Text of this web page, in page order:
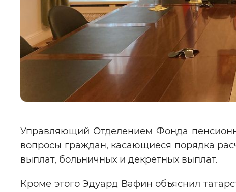
Управляющий Отделением Фонда
вопросы граждан, касающиеся порядка
выплат, больничных и декретных выплат.
Кроме этого Эдуард Вафин объяснил